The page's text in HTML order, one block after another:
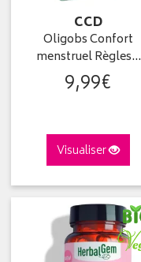
CCD
Oligobs Confort
menstruel Règles…
9,99€
Visualiser